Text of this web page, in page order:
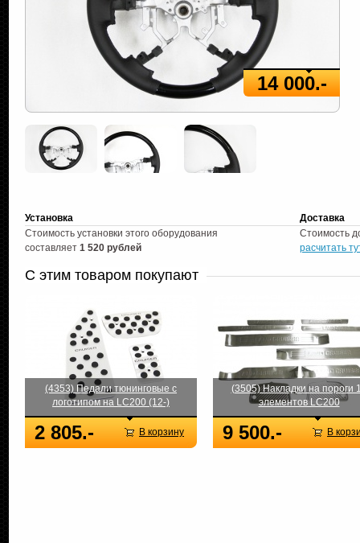
14 000.-
Установка
Доставка
Стоимость установки этого оборудования
составляет 1 520 рублей
Стоимость
расчитать
С этим товаром покупают
(4353) Педали тюнинговые с
логотипом на LC200 (12-)
2 805.- В корзину
(3505) Накладки на пороги
элементов LC200
9 500.- В